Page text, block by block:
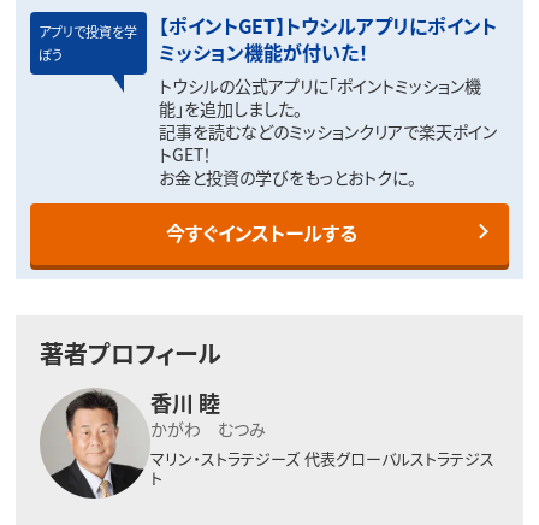
アプリで投資を学
ぼう
【ポイントGET】トウシルアプリにポイント
ミッション機能が付いた！
トウシルの公式アプリに「ポイントミッション機
能」を追加しました。
記事を読むなどのミッションクリアで楽天ポイン
トGET！
お金と投資の学びをもっとおトクに。
今すぐインストールする
著者プロフィール
香川 睦
かがわ むつみ
マリン・ストラテジーズ 代表グローバルストラテジス
ト